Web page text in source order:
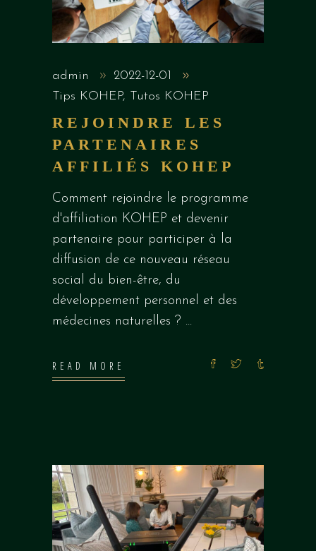
admin
2022-12-01
Tips KOHEP, Tutos KOHEP
REJOINDRE LES
PARTENAIRES
AFFILIÉS KOHEP
Comment rejoindre le programme
d'affiliation KOHEP et devenir
partenaire pour participer à la
diffusion de ce nouveau réseau
social du bien-être, du
développement personnel et des
médecines naturelles ?
READ MORE